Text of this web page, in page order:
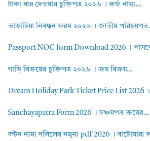
টাকা ধার দেওয়ার চুক্তিপত্র ২০২৬ । কর্জ নামা...
ভাড়াটিয়া নিবন্ধন ফরম ২০২৬ । জাতীয়
Passport NOC form Download 2026 ।
গাড়ি বিক্রয়ের চুক্তিপত্র ২০২৬ । ক্রয় বিক্রয়...
Dream Holiday Park Ticket Price List 2026
Sanchayapatra Form 2026 । সঞ্চয়পত্র ক্রয়ের...
বন্টন নামা দলিলের নমুনা pdf 2026 । বাটোয়ারা